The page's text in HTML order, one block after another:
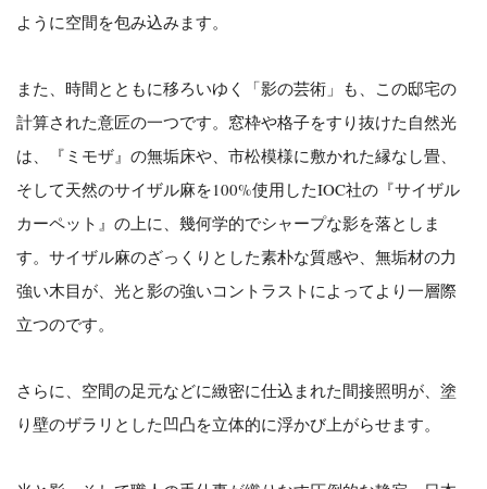
ように空間を包み込みます。
また、時間とともに移ろいゆく「影の芸術」も、この邸宅の
計算された意匠の一つです。窓枠や格子をすり抜けた自然光
は、『ミモザ』の無垢床や、市松模様に敷かれた縁なし畳、
そして天然のサイザル麻を100%使用したIOC社の『サイザル
カーペット』の上に、幾何学的でシャープな影を落としま
す。サイザル麻のざっくりとした素朴な質感や、無垢材の力
強い木目が、光と影の強いコントラストによってより一層際
立つのです。
さらに、空間の足元などに緻密に仕込まれた間接照明が、塗
り壁のザラリとした凹凸を立体的に浮かび上がらせます。